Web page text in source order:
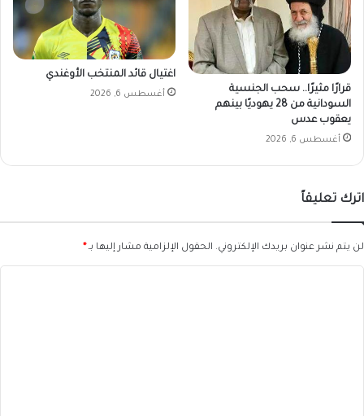
قرارًا مثيرًا.. سحب الجنسية
السودانية من 28 يهوديًا بينهم
يعقوب عدس
أغسطس 6, 2026
اغتيال قائد المنتخب الأوغندي
أغسطس 6, 2026
اترك تعليقاً
لن يتم نشر عنوان بريدك الإلكتروني. الحقول الإلزامية مشار إليها بـ *